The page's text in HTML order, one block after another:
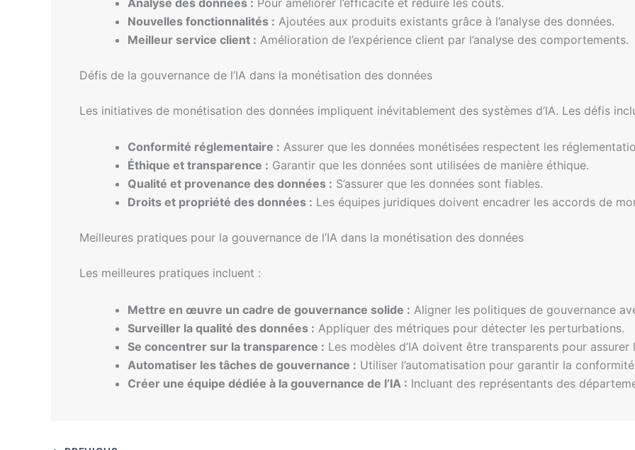
Nouvelles fonctionnalités : Ajoutées aux produits existants grâce à l’analyse des données.
Meilleur service client : Amélioration de l’expérience client par l’analyse des comportements.
Défis de la gouvernance de l’IA dans la monétisation des données
Les initiatives de monétisation des données impliquent inévitablement des systèmes d’IA. Les défis
Conformité réglementaire : Assurer que les données monétisées respectent les
Éthique et transparence : Garantir que les données sont utilisées de manière éthique.
Qualité et provenance des données : S’assurer que les données sont fiables.
Droits et propriété des données : Les équipes juridiques doivent encadrer les accords de
Meilleures pratiques pour la gouvernance de l’IA dans la monétisation des données
Les meilleures pratiques incluent :
Mettre en œuvre un cadre de gouvernance solide : Aligner les politiques de gouvernance
Surveiller la qualité des données : Appliquer des métriques pour détecter les perturbations.
Se concentrer sur la transparence : Les modèles d’IA doivent être transparents pour assurer
Automatiser les tâches de gouvernance : Utiliser l’automatisation pour garantir la
Créer une équipe dédiée à la gouvernance de l’IA : Incluant des représentants des